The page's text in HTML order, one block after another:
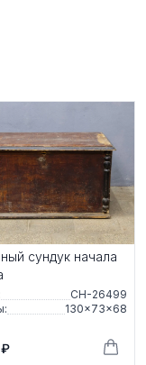
сундук начала
СН-26499
130×73×68